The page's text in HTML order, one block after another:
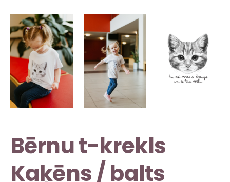
Bērnu t-krekls
Kaķēns / balts